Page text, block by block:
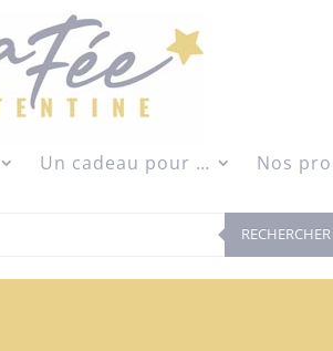
Un cadeau pour … Nos
RECHERCHER
modal-check